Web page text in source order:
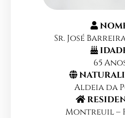
Sr. José
65
Aldeia da
Montreuil –